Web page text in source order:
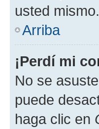
usted
Arriba
¡Perdí mi
No se
puede
haga clic en